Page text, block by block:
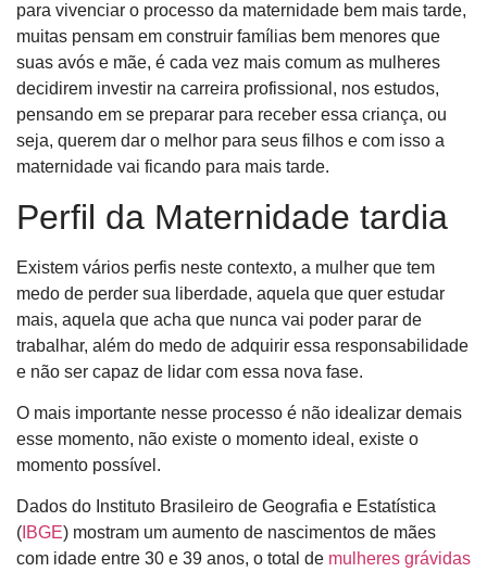
para vivenciar o processo da maternidade bem mais tarde,
muitas pensam em construir famílias bem menores que
suas avós e mãe, é cada vez mais comum as mulheres
decidirem investir na carreira profissional, nos estudos,
pensando em se preparar para receber essa criança, ou
seja, querem dar o melhor para seus filhos e com isso a
maternidade vai ficando para mais tarde.
Perfil da Maternidade tardia
Existem vários perfis neste contexto, a mulher que tem
medo de perder sua liberdade, aquela que quer estudar
mais, aquela que acha que nunca vai poder parar de
trabalhar, além do medo de adquirir essa responsabilidade
e não ser capaz de lidar com essa nova fase.
O mais importante nesse processo é não idealizar demais
esse momento, não existe o momento ideal, existe o
momento possível.
Dados do Instituto Brasileiro de Geografia e Estatística
( IBGE) mostram um aumento de nascimentos de mães
com idade entre 30 e 39 anos, o total de mulheres grávidas